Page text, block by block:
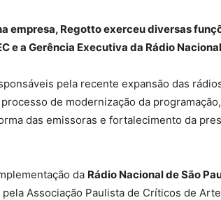
empresa, Regotto exerceu diversas
e a Gerência Executiva da Rádio
pela recente expansão das
de modernização da
das emissoras e fortalecimento da
da Rádio Nacional de São
Associação Paulista de Críticos de